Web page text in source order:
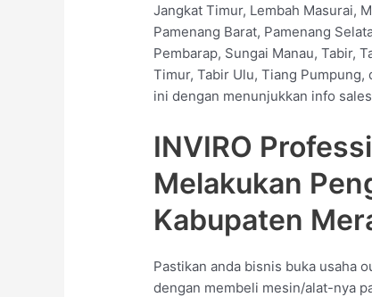
Jangkat Timur, Lembah Masurai,
Pamenang Barat, Pamenang
Pembarap, Sungai Manau, Tabir,
Timur, Tabir Ulu, Tiang
ini dengan menunjukkan info
INVIRO
Melakukan
Kabupaten
Pastikan anda bisnis buka usaha
dengan membeli mesin/alat-nya